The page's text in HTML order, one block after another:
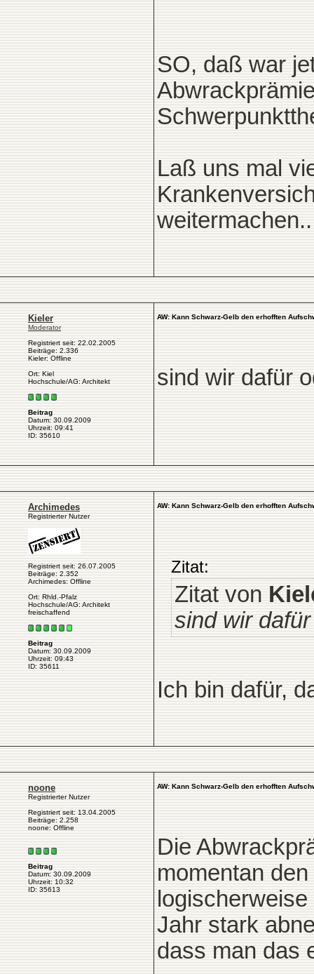
SO, daß war
Laß uns mal
Kieler
Moderator
Registriert seit: 22.02.2005
Beiträge: 2.336
Kieler: Offline
Ort: Kiel
Hochschule/AG: Architekt
Beitrag
Datum: 30.09.2009
Uhrzeit: 09:41
ID: 35610
AW: Kann Schwarz-Gelb den erhofften
sind wir dafür
Archimedes
Registrierter Nutzer
Registriert seit: 26.07.2005
Beiträge: 2.352
Archimedes: Offline
Ort: Rhld.-Pfalz
Hochschule/AG: Architekt
freischaffend
Beitrag
Datum: 30.09.2009
Uhrzeit: 09:43
ID: 35611
AW: Kann Schwarz-Gelb den erhofften
Zitat:
Zitat von
sind wir
Ich bin dafür,
noone
Registrierter Nutzer
Registriert seit: 13.04.2005
Beiträge: 2.258
noone: Offline
Beitrag
Datum: 30.09.2009
Uhrzeit: 10:32
ID: 35613
AW: Kann Schwarz-Gelb den erhofften
Die
momentan
Jahr stark
dass man das